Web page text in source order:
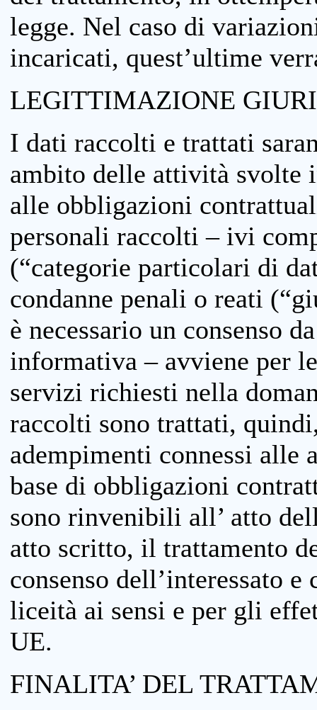
legge. Nel caso di
incaricati, quest’ultime
LEGITTIMAZIONE
I dati raccolti e trattati
ambito delle attività svolte
alle obbligazioni
personali raccolti – ivi
(“categorie particolari di
condanne penali o reati
è necessario un consenso
informativa – avviene per
servizi richiesti nella
raccolti sono trattati,
adempimenti connessi
base di obbligazioni
sono rinvenibili all’ atto
atto scritto, il trattamento
consenso dell’interessato
liceità ai sensi e per gli
UE.
FINALITA’ DEL